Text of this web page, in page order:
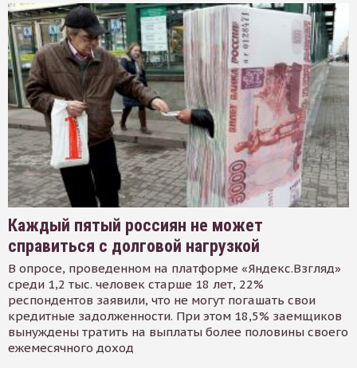
Каждый пятый россиян не может
справиться с долговой нагрузкой
В опросе, проведенном на платформе «Яндекс.Взгляд»
среди 1,2 тыс. человек старше 18 лет, 22%
респондентов заявили, что не могут погашать свои
кредитные задолженности. При этом 18,5% заемщиков
вынуждены тратить на выплаты более половины своего
ежемесячного доход